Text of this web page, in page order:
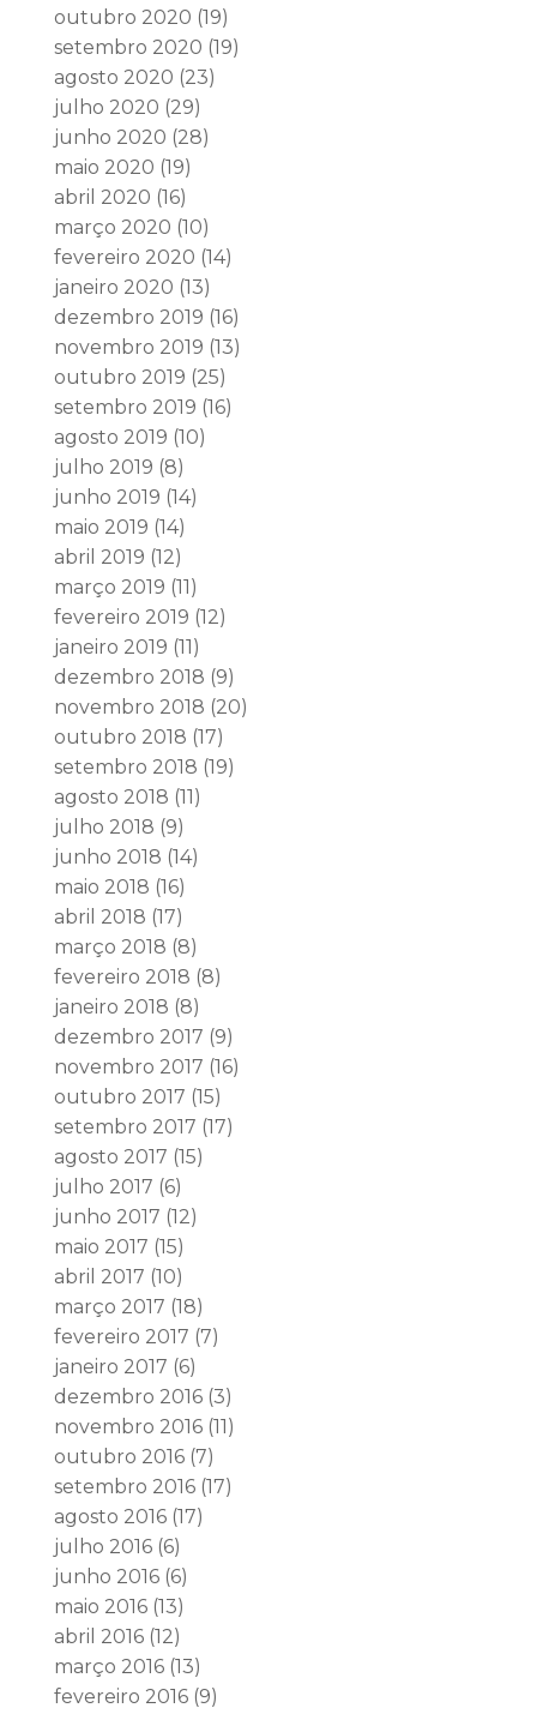
outubro 2020 (19)
setembro 2020 (19)
agosto 2020 (23)
julho 2020 (29)
junho 2020 (28)
maio 2020 (19)
abril 2020 (16)
março 2020 (10)
fevereiro 2020 (14)
janeiro 2020 (13)
dezembro 2019 (16)
novembro 2019 (13)
outubro 2019 (25)
setembro 2019 (16)
agosto 2019 (10)
julho 2019 (8)
junho 2019 (14)
maio 2019 (14)
abril 2019 (12)
março 2019 (11)
fevereiro 2019 (12)
janeiro 2019 (11)
dezembro 2018 (9)
novembro 2018 (20)
outubro 2018 (17)
setembro 2018 (19)
agosto 2018 (11)
julho 2018 (9)
junho 2018 (14)
maio 2018 (16)
abril 2018 (17)
março 2018 (8)
fevereiro 2018 (8)
janeiro 2018 (8)
dezembro 2017 (9)
novembro 2017 (16)
outubro 2017 (15)
setembro 2017 (17)
agosto 2017 (15)
julho 2017 (6)
junho 2017 (12)
maio 2017 (15)
abril 2017 (10)
março 2017 (18)
fevereiro 2017 (7)
janeiro 2017 (6)
dezembro 2016(3)
novembro 2016(11)
outubro 2016(7)
setembro 2016(17)
agosto 2016(17)
julho 2016(6)
junho 2016(6)
maio 2016(13)
abril 2016(12)
março 2016(13)
fevereiro 2016(9)